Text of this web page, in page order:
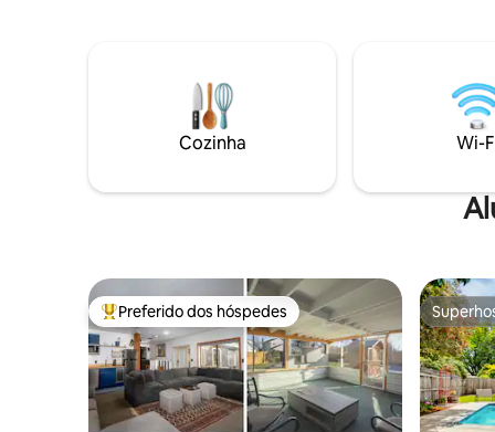
paredes compartilhadas e acesso
separado ao portão lateral. *
Recentemente reformada com muito
carinho, observe que as avaliações
layout anterior de 2 quartos da casa e o
mas fica
Espere
ao ar
temporada
anos.
Cozinha Wi-
Entre os melhores preferidos dos hóspedes
Preferido dos hóspedes